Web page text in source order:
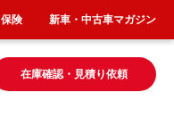
在庫確認・見積り依頼
保険 新車・中古車マガジン